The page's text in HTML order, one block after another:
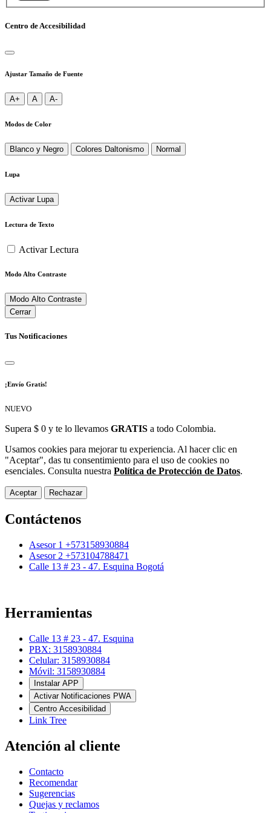
Centro de Accesibilidad
Ajustar Tamaño de Fuente
A+ A A-
Modos de Color
Blanco y Negro Colores Daltonismo Normal
Lupa
Activar Lupa
Lectura de Texto
Activar Lectura
Modo Alto Contraste
Modo Alto Contraste
Cerrar
Tus Notificaciones
¡Envío Gratis!
NUEVO
Supera $ 0 y te lo llevamos GRATIS a todo Colombia.
Usamos cookies para mejorar tu experiencia. Al hacer clic en
"Aceptar", das tu consentimiento para el uso de cookies no
esenciales. Consulta nuestra Política de Protección de Datos.
Aceptar Rechazar
Contáctenos
Asesor 1 +573158930884
Asesor 2 +573104788471
Calle 13 # 23 - 47. Esquina Bogotá
Herramientas
Calle 13 # 23 - 47. Esquina
PBX: 3158930884
Celular: 3158930884
Móvil: 3158930884
Instalar APP
Activar Notificaciones PWA
Centro Accesibilidad
Link Tree
Atención al cliente
Contacto
Recomendar
Sugerencias
Quejas y reclamos